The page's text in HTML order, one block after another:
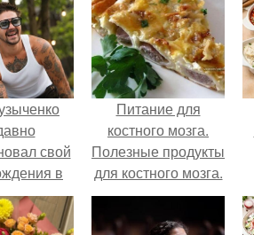
свой
в
самых
и родных
Питание для
костного мозга.
Полезные продукты
для костного мозга.